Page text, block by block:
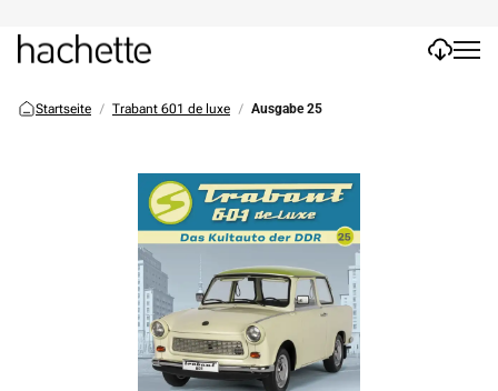
Startseite Trabant 601 de luxe Ausgabe 25